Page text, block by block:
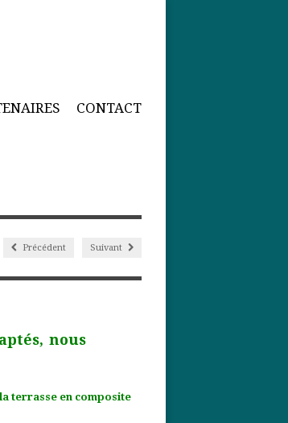
CONTACT
Précédent Suivant
nous
terrasse en composite